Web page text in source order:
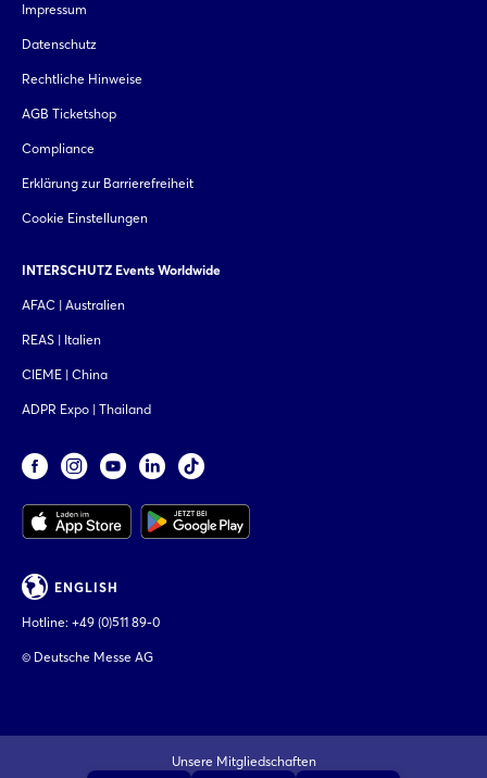
Impressum
Datenschutz
Rechtliche Hinweise
AGB Ticketshop
Compliance
Erklärung zur Barrierefreiheit
Cookie Einstellungen
INTERSCHUTZ Events Worldwide
AFAC | Australien
REAS | Italien
CIEME | China
ADPR Expo | Thailand
ENGLISH
Hotline: +49 (0)511 89-0
© Deutsche Messe AG
Unsere Mitgliedschaften